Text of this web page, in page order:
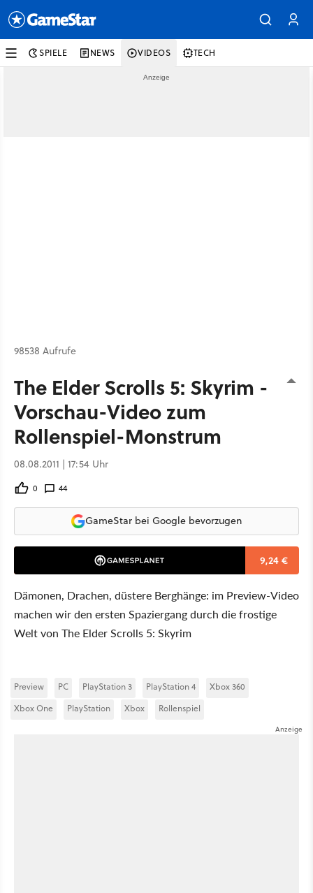
SPIELE NEWS VIDEOS TECH
98538 Aufrufe
The Elder Scrolls 5: Skyrim -
Vorschau-Video zum
Rollenspiel-Monstrum
08.08.2011 | 17:54 Uhr
0 44
GameStar bei Google bevorzugen
9,24 €
Dämonen, Drachen, düstere Berghänge: im Preview-Video
machen wir den ersten Spaziergang durch die frostige
Welt von The Elder Scrolls 5: Skyrim
Preview PC PlayStation 3 PlayStation 4
Xbox 360
Xbox One
PlayStation Xbox Rollenspiel